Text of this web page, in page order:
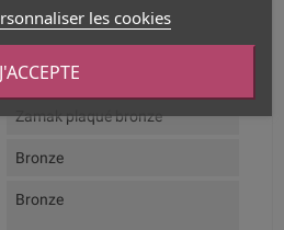
Zamak plaqué bronze
Bronze
Bronze
les cookies
J'ACCEPTE